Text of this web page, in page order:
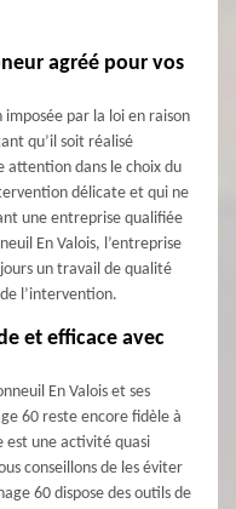
agréé pour vos
par la loi en raison
qu’il soit réalisé
attention dans le choix du
délicate et qui ne
une entreprise qualifiée
En Valois, l’entreprise
un travail de qualité
l’intervention.
et efficace avec
En Valois et ses
60 reste encore fidèle à
est une activité quasi
conseillons de les éviter
60 dispose des outils de